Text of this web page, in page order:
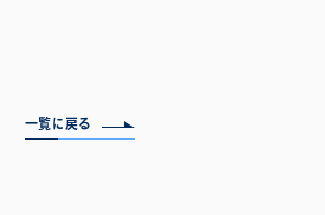
一覧に戻る